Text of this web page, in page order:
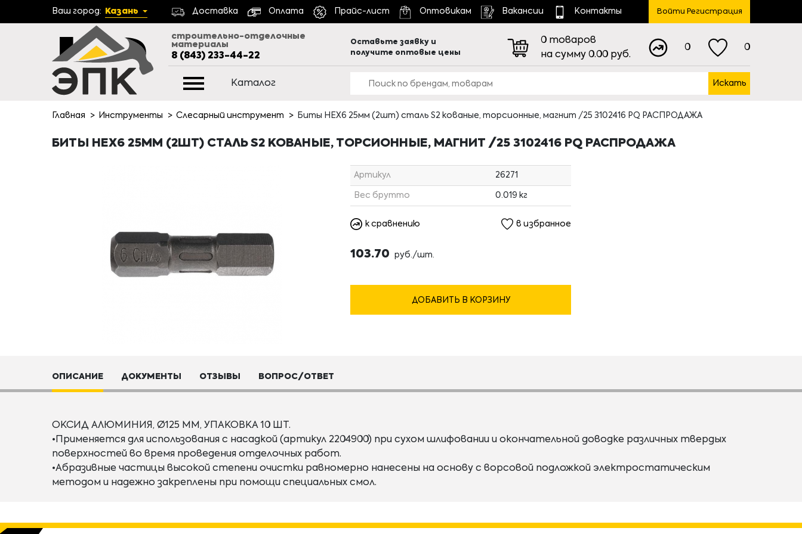
Ваш город: Казань Доставка Оплата Прайс-лист Оптовикам Вакансии Контакты Войти Регистрация
строительно-отделочные
материалы
8 (843) 233-44-22
Оставьте заявку и
получите оптовые цены
0 товаров
на сумму 0.00 руб.
0 0
Каталог Искать
Главная Инструменты Слесарный инструмент Биты HEX6 25мм (2шт) сталь S2 кованые, торсионные, магнит /25 3102416 PQ РАСПРОДАЖА
БИТЫ HEX6 25ММ (2ШТ) СТАЛЬ S2 КОВАНЫЕ, ТОРСИОННЫЕ, МАГНИТ /25 3102416 PQ РАСПРОДАЖА
Артикул 26271
Вес брутто 0.019 кг
к сравнению в избранное
103.70 руб./шт.
ДОБАВИТЬ В КОРЗИНУ
ОПИСАНИЕ ДОКУМЕНТЫ ОТЗЫВЫ ВОПРОС/ОТВЕТ
ОКСИД АЛЮМИНИЯ, Ø125 ММ, УПАКОВКА 10 ШТ.
•Применяется для использования с насадкой (артикул 2204900) при сухом шлифовании и окончательной доводке различных твердых
поверхностей во время проведения отделочных работ.
•Абразивные частицы высокой степени очистки равномерно нанесены на основу с ворсовой подложкой электростатическим
методом и надежно закреплены при помощи специальных смол.